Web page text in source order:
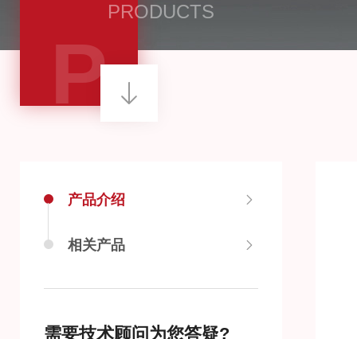
PRODUCTS
P
产品介绍
相关产品
需要技术顾问为您答疑?